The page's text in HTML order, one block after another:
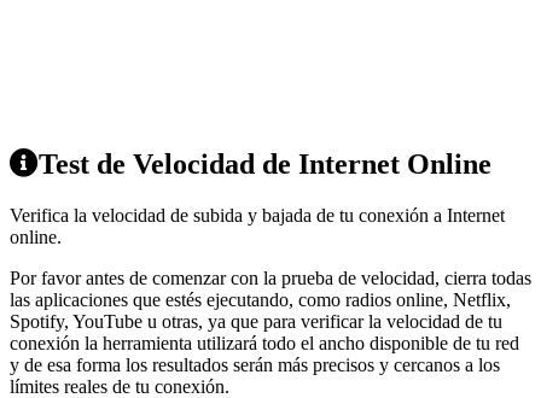
Test de Velocidad de Internet Online
Verifica la velocidad de subida y bajada de tu conexión a Internet
online.
Por favor antes de comenzar con la prueba de velocidad, cierra todas
las aplicaciones que estés ejecutando, como radios online, Netflix,
Spotify, YouTube u otras, ya que para verificar la velocidad de tu
conexión la herramienta utilizará todo el ancho disponible de tu red
y de esa forma los resultados serán más precisos y cercanos a los
límites reales de tu conexión.